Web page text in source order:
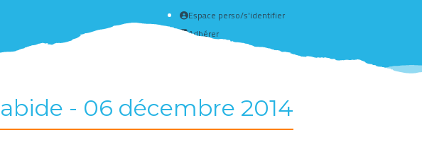
Espace perso/s'identifier
Adhérer
Créer un compte
- 06 décembre 2014